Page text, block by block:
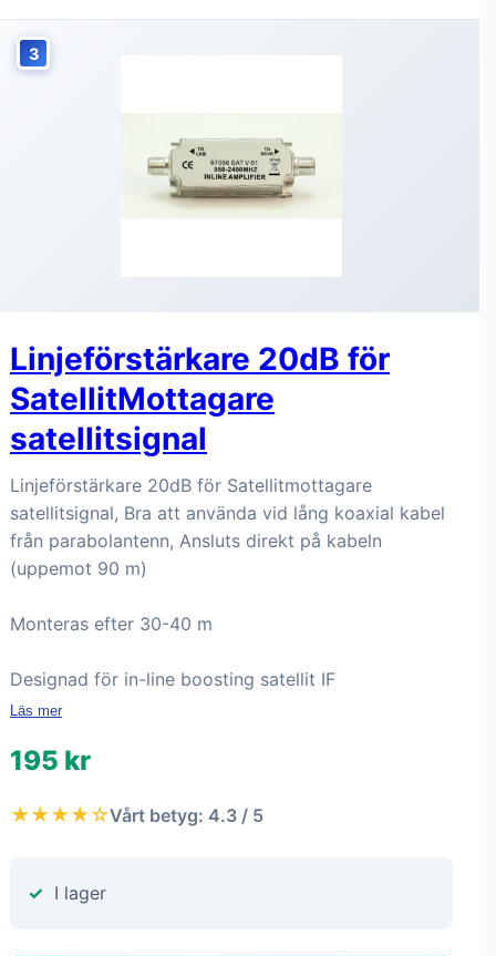
3
Linjeförstärkare 20dB för
SatellitMottagare
satellitsignal
Linjeförstärkare 20dB för Satellitmottagare
satellitsignal, Bra att använda vid lång koaxial kabel
från parabolantenn, Ansluts direkt på kabeln
(uppemot 90 m)
Monteras efter 30-40 m
Designad för in-line boosting satellit IF
Läs mer
195 kr
★★★★☆Vårt betyg: 4.3 / 5
I lager